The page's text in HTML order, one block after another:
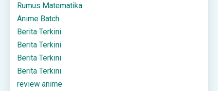
Rumus Matematika
Anime Batch
Berita Terkini
Berita Terkini
Berita Terkini
Berita Terkini
review anime